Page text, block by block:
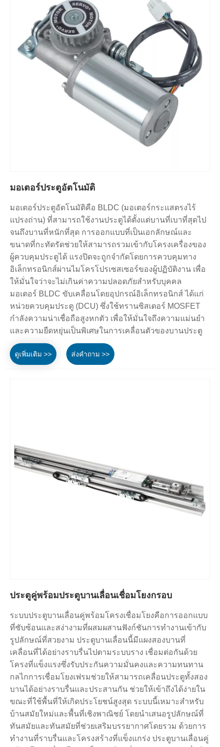
มอเตอร์ประตูอัตโนมัติ
มอเตอร์ประตูอัตโนมัติคือ BLDC (มอเตอร์กระแสตรงไร้
แปรงถ่าน) ที่สามารถใช้งานประตูได้ตั้งแต่บานที่เบาที่สุดไป
จนถึงบานที่หนักที่สุด การออกแบบที่เป็นเอกลักษณ์และ
ขนาดที่กะทัดรัดช่วยให้สามารถรวมเข้ากับโครงเครื่องของ
ผู้ควบคุมประตูได้ แรงปิดจะถูกจำกัดโดยการควบคุมทาง
อิเล็กทรอนิกส์ผ่านไมโครโปรเซสเซอร์ของผู้ปฏิบัติงาน เพื่อ
ให้มั่นใจว่าจะไม่เกินค่าความปลอดภัยสำหรับบุคคล
มอเตอร์ BLDC ขับเคลื่อนโดยอุปกรณ์อิเล็กทรอนิกส์ ได้แก่
หน่วยควบคุมประตู (DCU) ซึ่งใช้ทรานซิสเตอร์ MOSFET
กำลังความน่าเชื่อถือสูงหกตัว เพื่อให้มั่นใจถึงความแม่นยำ
และความยืดหยุ่นเป็นพิเศษในการเคลื่อนตัวของบานประตู
ดูเพิ่มเติม >> ส่งคำถาม >>
ประตูคู่พร้อมประตูบานเลื่อนเชื่อมโยงกรอบ
ระบบประตูบานเลื่อนคู่พร้อมโครงเชื่อมโยงคือการออกแบบ
ที่ซับซ้อนและสง่างามที่ผสมผสานฟังก์ชันการทำงานเข้ากับ
รูปลักษณ์ที่สวยงาม ประตูบานเลื่อนนี้มีแผงสองบานที่
เคลื่อนที่ได้อย่างราบรื่นไปตามระบบราง เชื่อมต่อกันด้วย
โครงที่แข็งแรงซึ่งรับประกันความมั่นคงและความทนทาน
กลไกการเชื่อมโยงเฟรมช่วยให้สามารถเคลื่อนประตูทั้งสอง
บานได้อย่างราบรื่นและประสานกัน ช่วยให้เข้าถึงได้ง่ายใน
ขณะที่ใช้พื้นที่ให้เกิดประโยชน์สูงสุด ระบบนี้เหมาะสำหรับ
บ้านสมัยใหม่และพื้นที่เชิงพาณิชย์ โดยนำเสนอรูปลักษณ์ที่
ทันสมัยและทันสมัยที่ช่วยเสริมบรรยากาศโดยรวม ด้วยการ
ทำงานที่ราบรื่นและโครงสร้างที่แข็งแกร่ง ประตูบานเลื่อนคู่